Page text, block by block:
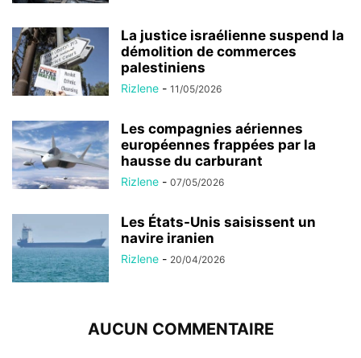
La justice israélienne suspend la
démolition de commerces
palestiniens
Rizlene - 11/05/2026
Les compagnies aériennes
européennes frappées par la
hausse du carburant
Rizlene - 07/05/2026
Les États-Unis saisissent un
navire iranien
Rizlene - 20/04/2026
AUCUN COMMENTAIRE